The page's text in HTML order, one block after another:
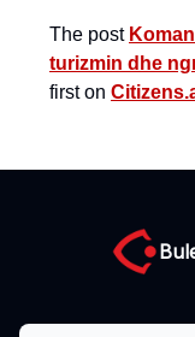
The post
turizmin dhe
first on